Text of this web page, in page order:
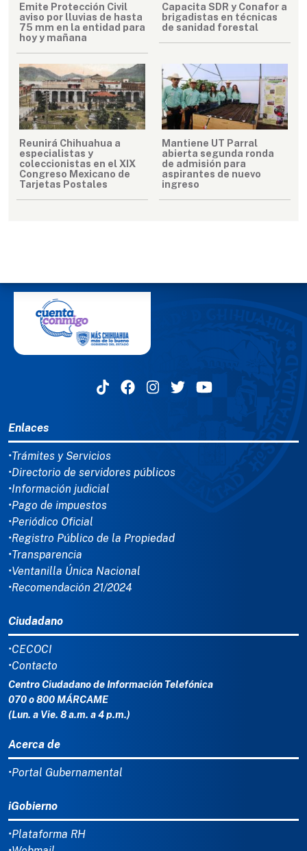
Emite Protección Civil
aviso por lluvias de hasta
75 mm en la entidad para
hoy y mañana
Capacita SDR y Conafor a
brigadistas en técnicas
de sanidad forestal
Reunirá Chihuahua a
especialistas y
coleccionistas en el XIX
Congreso Mexicano de
Tarjetas Postales
Mantiene UT Parral
abierta segunda ronda
de admisión para
aspirantes de nuevo
ingreso
Enlaces
•Trámites y Servicios
•Directorio de servidores públicos
•Información judicial
•Pago de impuestos
•Periódico Oficial
•Registro Público de la Propiedad
•Transparencia
•Ventanilla Única Nacional
•Recomendación 21/2024
Ciudadano
•CECOCI
•Contacto
Centro Ciudadano de Información Telefónica
070 o 800 MÁRCAME
(Lun. a Vie. 8 a.m. a 4 p.m.)
Acerca de
•Portal Gubernamental
iGobierno
•Plataforma RH